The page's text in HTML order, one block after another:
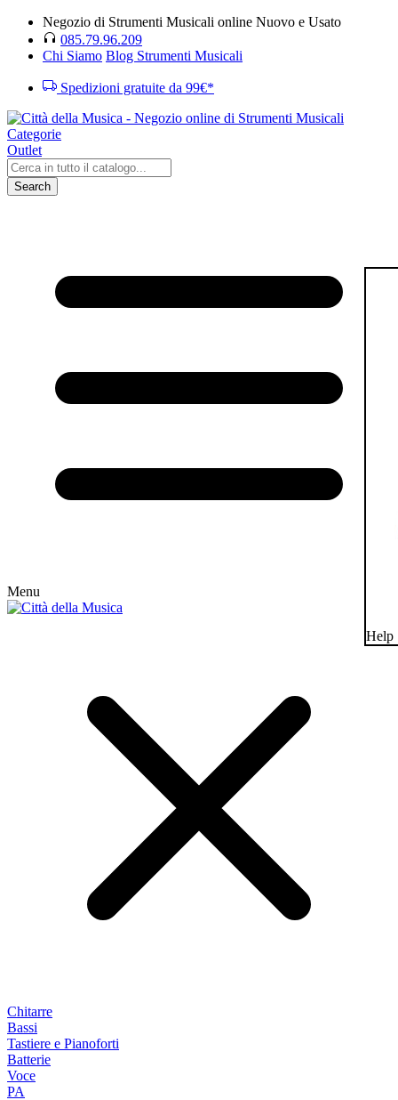
Negozio di Strumenti Musicali online Nuovo e Usato
085.79.96.209
Chi Siamo Blog Strumenti Musicali
Spedizioni gratuite da 99€*
Categorie
Outlet
Search
Menu
Chitarre
Bassi
Tastiere e Pianoforti
Batterie
Voce
PA
Help